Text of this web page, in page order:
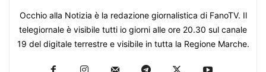
Occhio alla Notizia è la redazione giornalistica di FanoTV. Il
telegiornale è visibile tutti io giorni alle ore 20.30 sul canale
19 del digitale terrestre e visibile in tutta la Regione Marche.